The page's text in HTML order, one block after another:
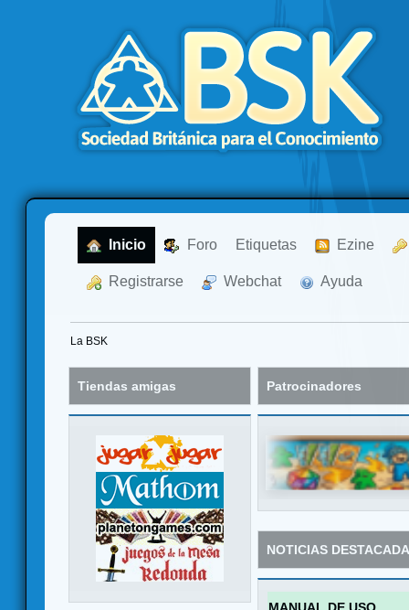
Inicio Foro Etiquetas Ezine
Registrarse Webchat Ayuda
La BSK
Tiendas amigas Patrocinadores
NOTICIAS
MANUAL DE USO